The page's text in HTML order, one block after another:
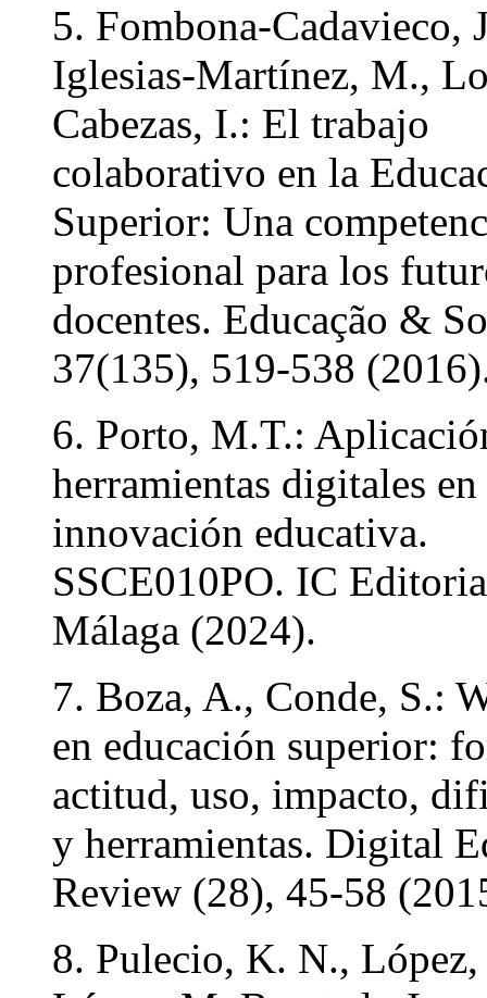
5. Fombona-Cadavieco,
Iglesias-Martínez, M.,
Cabezas, I.: El trabajo
colaborativo en la
Superior: Una
profesional para los
docentes. Educação &
37(135), 519-538
6. Porto, M.T.:
herramientas digitales
innovación educativa.
SSCE010PO. IC
Málaga (2024).
7. Boza, A., Conde, S.:
en educación superior:
actitud, uso, impacto,
y herramientas. Digital
Review (28), 45-58
8. Pulecio, K. N.,